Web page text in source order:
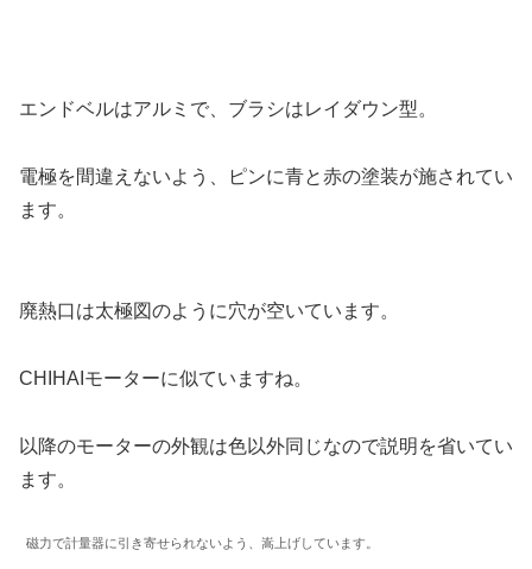
エンドベルはアルミで、ブラシはレイダウン型。
電極を間違えないよう、ピンに青と赤の塗装が施されてい
ます。
廃熱口は太極図のように穴が空いています。
CHIHAIモーターに似ていますね。
以降のモーターの外観は色以外同じなので説明を省いてい
ます。
磁力で計量器に引き寄せられないよう、嵩上げしています。